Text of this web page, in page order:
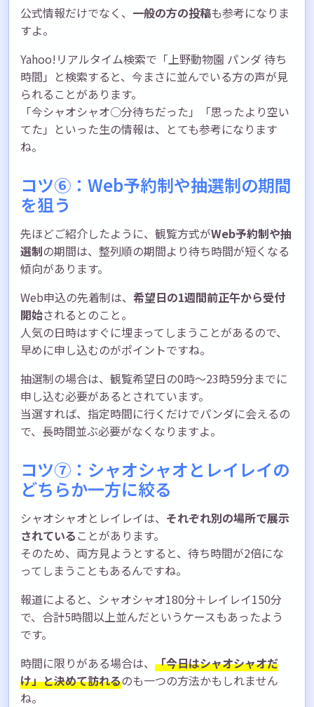
公式情報だけでなく、 一般の方の投稿も参考になりま
すよ。
Yahoo!リアルタイム検索で「上野動物園 パンダ 待ち
時間」と検索すると、今まさに並んでいる方の声が見
られることがあります。
「今シャオシャオ○分待ちだった」「思ったより空い
てた」といった生の情報は、とても参考になります
ね。
コツ⑥：Web予約制や抽選制の期間
を狙う
先ほどご紹介したように、観覧方式がWeb予約制や抽
選制の期間は、整列順の期間より待ち時間が短くなる
傾向があります。
Web申込の先着制は、 希望日の1週間前正午から受付
開始されるとのこと。
人気の日時はすぐに埋まってしまうことがあるので、
早めに申し込むのがポイントですね。
抽選制の場合は、観覧希望日の0時〜23時59分までに
申し込む必要があるとされています。
当選すれば、指定時間に行くだけでパンダに会えるの
で、長時間並ぶ必要がなくなりますよ。
コツ⑦：シャオシャオとレイレイの
どちらか一方に絞る
シャオシャオとレイレイは、 それぞれ別の場所で展示
されている ことがあります。
そのため、両方見ようとすると、待ち時間が2倍にな
ってしまうこともあるんですね。
報道によると、シャオシャオ180分＋レイレイ150分
で、合計5時間以上並んだというケースもあったよう
です。
時間に限りがある場合は、 「今日はシャオシャオだ
け」と決めて訪れるのも一つの方法かもしれません
ね。